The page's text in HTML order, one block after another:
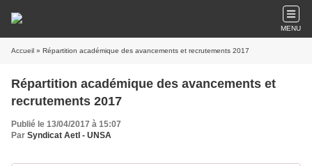
MENU
Accueil » Répartition académique des avancements et recrutements 2017
Répartition académique des avancements et
recrutements 2017
Publié le 13/04/2017 à 15:07
Par Syndicat AetI - UNSA